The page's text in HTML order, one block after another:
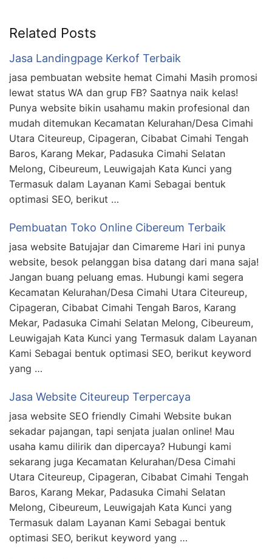
Related Posts
Jasa Landingpage Kerkof Terbaik
jasa pembuatan website hemat Cimahi Masih promosi
lewat status WA dan grup FB? Saatnya naik kelas!
Punya website bikin usahamu makin profesional dan
mudah ditemukan Kecamatan Kelurahan/Desa Cimahi
Utara Citeureup, Cipageran, Cibabat Cimahi Tengah
Baros, Karang Mekar, Padasuka Cimahi Selatan
Melong, Cibeureum, Leuwigajah Kata Kunci yang
Termasuk dalam Layanan Kami Sebagai bentuk
optimasi SEO, berikut …
Pembuatan Toko Online Cibereum Terbaik
jasa website Batujajar dan Cimareme Hari ini punya
website, besok pelanggan bisa datang dari mana saja!
Jangan buang peluang emas. Hubungi kami segera
Kecamatan Kelurahan/Desa Cimahi Utara Citeureup,
Cipageran, Cibabat Cimahi Tengah Baros, Karang
Mekar, Padasuka Cimahi Selatan Melong, Cibeureum,
Leuwigajah Kata Kunci yang Termasuk dalam Layanan
Kami Sebagai bentuk optimasi SEO, berikut keyword
yang …
Jasa Website Citeureup Terpercaya
jasa website SEO friendly Cimahi Website bukan
sekadar pajangan, tapi senjata jualan online! Mau
usaha kamu dilirik dan dipercaya? Hubungi kami
sekarang juga Kecamatan Kelurahan/Desa Cimahi
Utara Citeureup, Cipageran, Cibabat Cimahi Tengah
Baros, Karang Mekar, Padasuka Cimahi Selatan
Melong, Cibeureum, Leuwigajah Kata Kunci yang
Termasuk dalam Layanan Kami Sebagai bentuk
optimasi SEO, berikut keyword yang …